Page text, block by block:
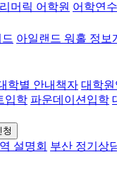
리머릭 어학원 어학연
아일랜드 워홀 정보
학별 안내책자 대학원
입학 파운데이션입학
설명회 부산 정기상